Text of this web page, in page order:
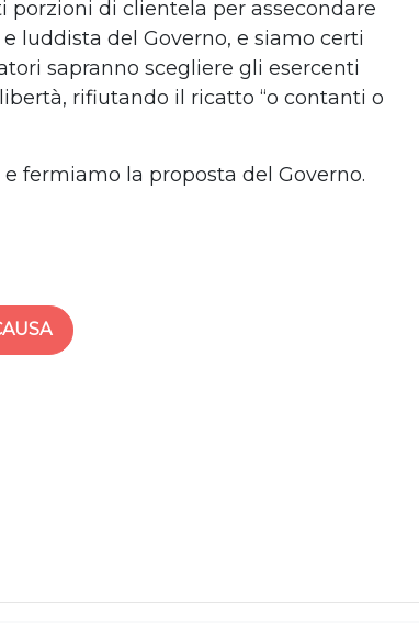
di clientela per assecondare
luddista del Governo, e siamo certi
sapranno scegliere gli esercenti
rifiutando il ricatto “o contanti o
fermiamo la proposta del Governo.